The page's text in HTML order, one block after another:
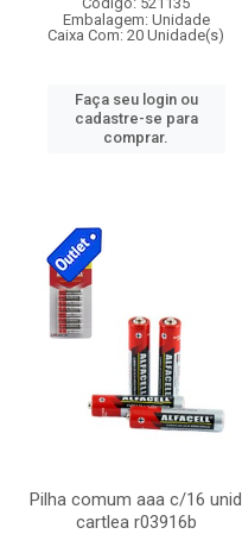
Embalagem: Unidade
Caixa Com: 20 Unidade(s)
Faça seu login ou
cadastre-se para
comprar.
Pilha comum aaa c/16 unid
cartlea r03916b